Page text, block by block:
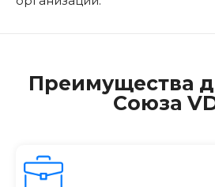
Преимущества
Союза